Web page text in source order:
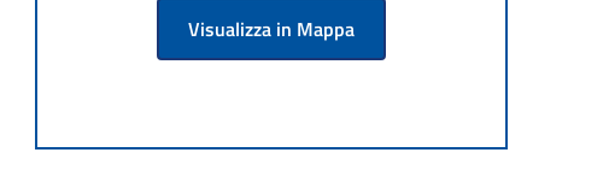
Visualizza in Mappa